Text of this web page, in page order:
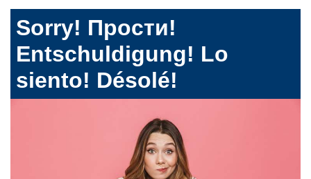
Sorry! Прости!
Entschuldigung! Lo
siento! Désolé!